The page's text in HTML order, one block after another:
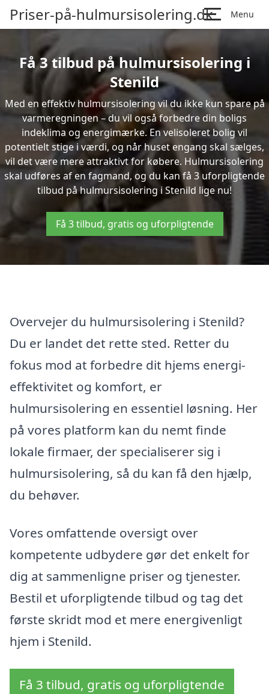
Priser-på-hulmursisolering.dk Menu
Få 3 tilbud på hulmursisolering i
Stenild
Med en effektiv hulmursisolering vil du ikke kun spare på
varmeregningen – du vil også forbedre din boligs
indeklima og energimærke. En velisoleret bolig vil
potentielt stige i værdi, og når huset engang skal sælges,
vil det være mere attraktivt for købere. Hulmursisolering
skal udføres af en fagmand, og du kan få 3 uforpligtende
tilbud på hulmursisolering i Stenild lige nu!
Få 3 tilbud, gratis og uforpligtende
Overvejer du hulmursisolering i Stenild?
Du er landet det rette sted. Retter du
fokus mod at forbedre dit hjems energi-
effektivitet og komfort, er
hulmursisolering en essentiel løsning. Her
på vores platform kan du nemt finde
lokale firmaer, der specialiserer sig i
hulmursisolering, så du kan få den hjælp,
du behøver.
Vores omfattende oversigt over
kompetente udbydere gør det enkelt for
dig at sammenligne priser og tjenester.
Bestil et uforpligtende tilbud og tag det
første skridt mod et mere energivenligt
hjem i Stenild.
Få 3 tilbud, gratis og uforpligtende